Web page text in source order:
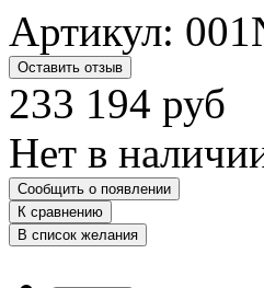
Артикул:
Оставить отзыв
233 194 руб
Нет в
Сообщить о появлении
К сравнению
В список желания